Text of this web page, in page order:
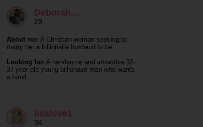
Deborah…
29
About me: A Christian woman seeking to
marry her a billionaire husband to be.
Looking for: A handsome and attractive 32-
37 year old young billionaire man who wants
a famil…
lisalove1
34